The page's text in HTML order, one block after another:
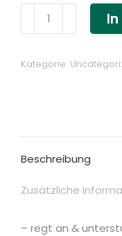
(cosiMed)
Menge
Kategorie:
Beschreibung
Zusätzliche
– regt an &